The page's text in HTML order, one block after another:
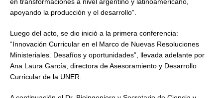
apoyando la producción y el desarrollo”.
Luego del acto, se dio inició a la primera conferencia:
“Innovación Curricular en el Marco de Nuevas Resoluciones
Ministeriales. Desafíos y oportunidades”, llevada adelante por
Ana Laura García, directora de Asesoramiento y Desarrollo
Curricular de la UNER.